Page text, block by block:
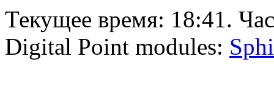
Текущее время: 18:41.
Digital Point modules: